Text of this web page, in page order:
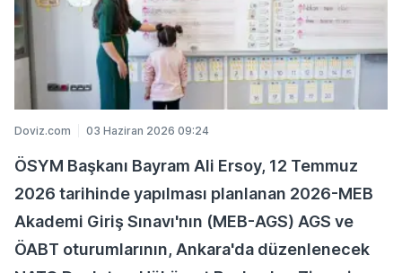
Doviz.com 03 Haziran 2026 09:24
ÖSYM Başkanı Bayram Ali Ersoy, 12 Temmuz
2026 tarihinde yapılması planlanan 2026-MEB
Akademi Giriş Sınavı'nın (MEB-AGS) AGS ve
ÖABT oturumlarının, Ankara'da düzenlenecek